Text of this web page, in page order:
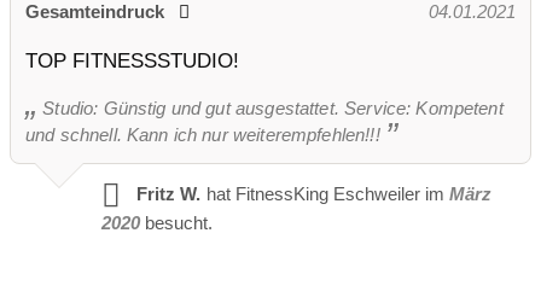
Gesamteindruck 04.01.2021
TOP FITNESSSTUDIO!
Studio: Günstig und gut ausgestattet. Service: Kompetent
und schnell. Kann ich nur weiterempfehlen!!!
Fritz W. hat FitnessKing Eschweiler im März
2020 besucht.